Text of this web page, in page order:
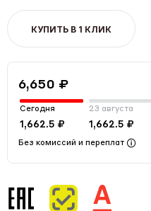
КУПИТЬ В 1 КЛИК
6,650 ₽
Сегодня
1,662.5 ₽
23 августа
1,662.5 ₽
Без комиссий и переплат